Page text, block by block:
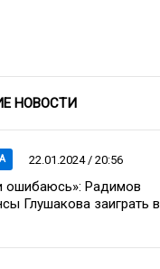
НОВОСТИ
22.01.2024 / 20:56
ошибаюсь»: Радимов
Глушакова заиграть в